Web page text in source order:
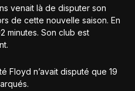
venait là de disputer son
de cette nouvelle saison. En
minutes. Son club est
Floyd n’avait disputé que 19